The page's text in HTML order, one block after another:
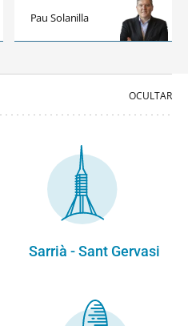
Pau Solanilla
Sarrià - Sant Gervasi